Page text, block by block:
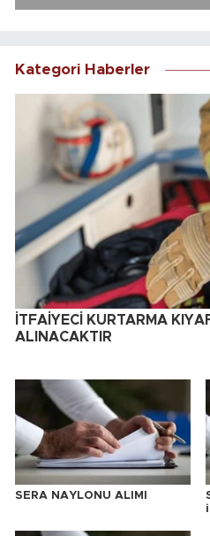
Kategori Haberler
İTFAİYECİ KURTARMA
ALINACAKTIR
SERA NAYLONU ALIMI